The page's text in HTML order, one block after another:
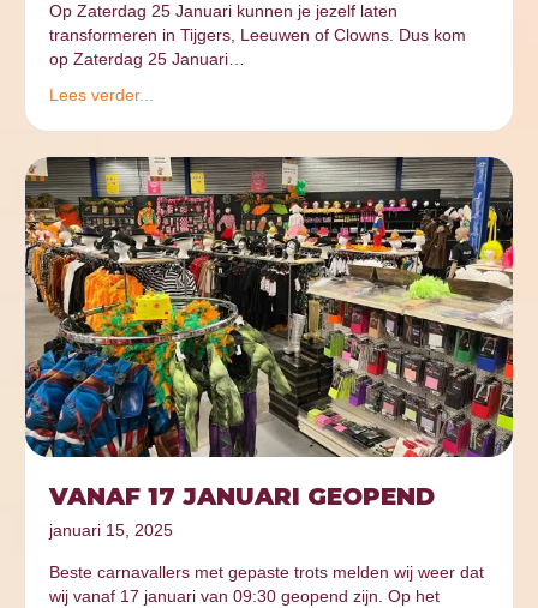
Op Zaterdag 25 Januari kunnen je jezelf laten
transformeren in Tijgers, Leeuwen of Clowns. Dus kom
op Zaterdag 25 Januari…
Lees verder...
VANAF 17 JANUARI GEOPEND
januari 15, 2025
Beste carnavallers met gepaste trots melden wij weer dat
wij vanaf 17 januari van 09:30 geopend zijn. Op het